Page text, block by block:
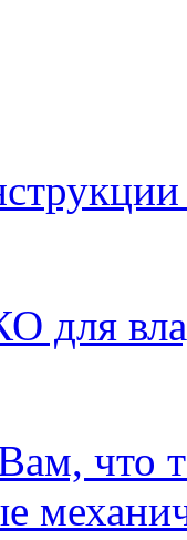
для
что